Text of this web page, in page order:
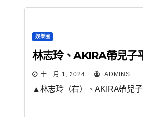
娛樂圈
林志玲、AKIRA帶兒
十二月 1, 2024 ADMINS
▲林志玲（右）、AKIRA帶兒